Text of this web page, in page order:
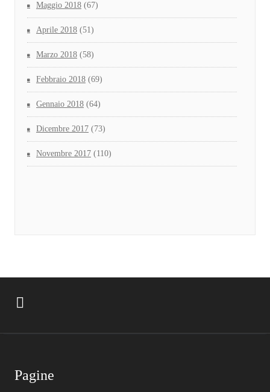
Maggio 2018 (67)
Aprile 2018 (51)
Marzo 2018 (58)
Febbraio 2018 (69)
Gennaio 2018 (64)
Dicembre 2017 (73)
Novembre 2017 (110)
Pagine